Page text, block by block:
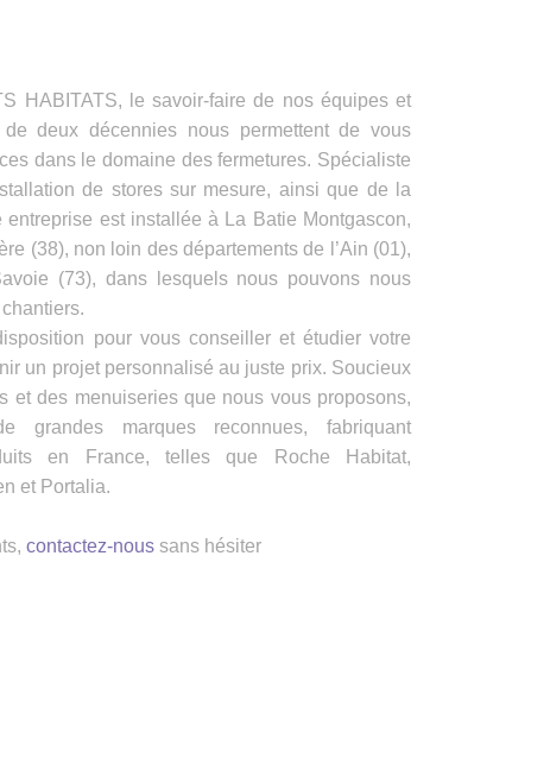
HABITATS, le savoir-faire de nos équipes et
deux décennies nous permettent de vous
dans le domaine des fermetures. Spécialiste
de stores sur mesure, ainsi que de la
est installée à La Batie Montgascon,
(38), non loin des départements de l’Ain (01),
(73), dans lesquels nous pouvons nous
pour vous conseiller et étudier votre
un projet personnalisé au juste prix. Soucieux
et des menuiseries que nous vous proposons,
grandes marques reconnues, fabriquant
en France, telles que Roche Habitat,
et Portalia.
contactez-nous sans hésiter